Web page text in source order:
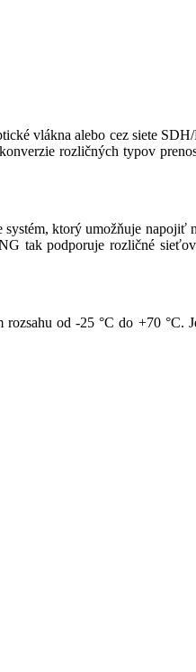
vlákna alebo cez siete
rozličných typov
ktorý umožňuje napojiť
tak podporuje rozličné
od -25 °C do +70 °C.